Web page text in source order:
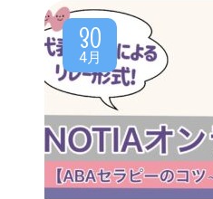
30
4月